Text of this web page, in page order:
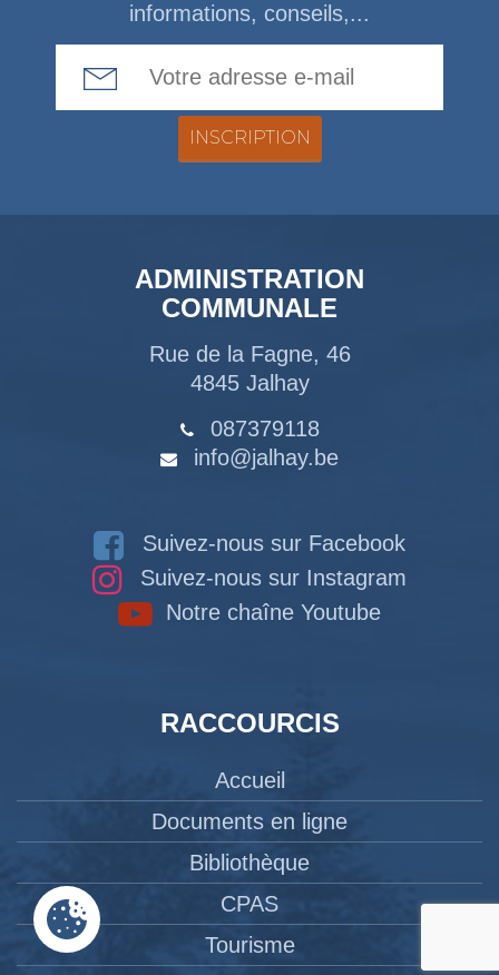
informations, conseils,...
ADMINISTRATION
COMMUNALE
Rue de la Fagne, 46
4845 Jalhay
087379118
info@jalhay.be
Suivez-nous sur Facebook
Suivez-nous sur Instagram
Notre chaîne Youtube
RACCOURCIS
Accueil
Documents en ligne
Bibliothèque
CPAS
Tourisme